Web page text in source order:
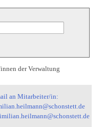
der Verwaltung